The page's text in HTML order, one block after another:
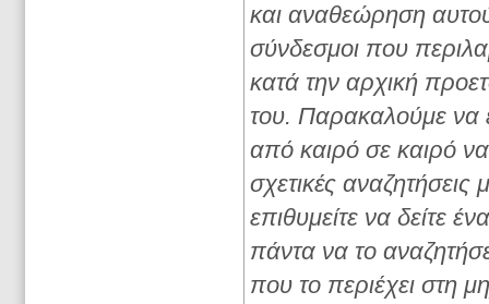
και αναθεώρηση
σύνδεσμοι που
κατά την αρχική
του. Παρακαλούμε να
από καιρό σε καιρό
σχετικές
επιθυμείτε να δείτε
πάντα να το
που το περιέχει στη